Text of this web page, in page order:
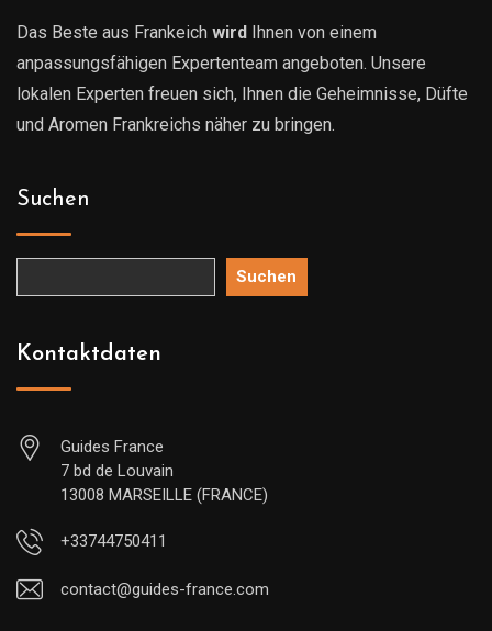
Das Beste aus Frankeich wird Ihnen von einem
anpassungsfähigen Expertenteam angeboten. Unsere
lokalen Experten freuen sich, Ihnen die Geheimnisse, Düfte
und Aromen Frankreichs näher zu bringen.
Suchen
Suchen
Kontaktdaten
Guides France
7 bd de Louvain
13008 MARSEILLE (FRANCE)
+33744750411
contact@guides-france.com